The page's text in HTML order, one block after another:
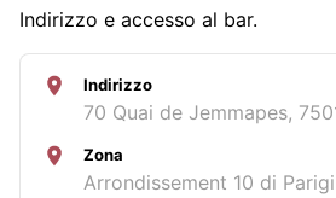
Indirizzo e accesso al bar.
Indirizzo
70 Quai de Jemmapes,
Zona
Arrondissement 10 di Parigi